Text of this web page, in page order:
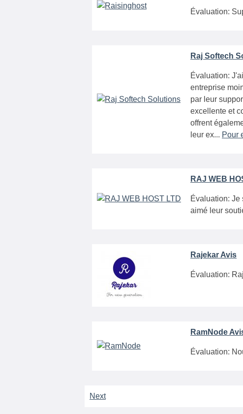
Évaluation:
Raj Softech
Évaluation:
entreprise
par leur
excellente et
offrent
leur ex... Pour
RAJ WEB
Évaluation: Je
aimé leur
Rajekar Avis
Évaluation:
RamNode
Évaluation:
Next